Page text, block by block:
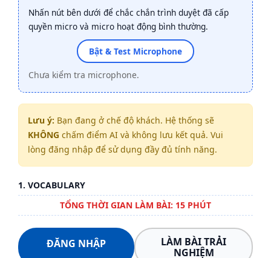
Nhấn nút bên dưới để chắc chắn trình duyệt đã cấp
quyền micro và micro hoạt động bình thường.
Bật & Test Microphone
Chưa kiểm tra microphone.
Lưu ý: Bạn đang ở chế độ khách. Hệ thống sẽ
KHÔNG chấm điểm AI và không lưu kết quả. Vui
lòng đăng nhập để sử dụng đầy đủ tính năng.
1. VOCABULARY
TỔNG THỜI GIAN LÀM BÀI: 15 PHÚT
ĐĂNG NHẬP
LÀM BÀI TRẢI
NGHIỆM